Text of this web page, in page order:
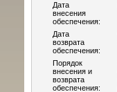
Дата
внесения
обеспечения:
Дата
возврата
обеспечения:
Порядок
внесения и
возврата
обеспечения: